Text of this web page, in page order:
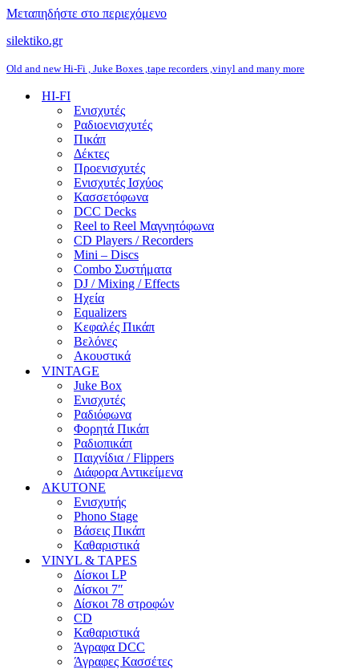
Μεταπηδήστε στο περιεχόμενο
silektiko.gr
Old and new Hi-Fi , Juke Boxes ,tape recorders ,vinyl and many more
HI-FI
Ενισχυτές
Ραδιοενισχυτές
Πικάπ
Δέκτες
Προενισχυτές
Ενισχυτές Ισχύος
Κασσετόφωνα
DCC Decks
Reel to Reel Μαγνητόφωνα
CD Players / Recorders
Mini – Discs
Combo Συστήματα
DJ / Mixing / Effects
Ηχεία
Equalizers
Κεφαλές Πικάπ
Βελόνες
Ακουστικά
VINTAGE
Juke Box
Ενισχυτές
Ραδιόφωνα
Φορητά Πικάπ
Ραδιοπικάπ
Παιχνίδια / Flippers
Διάφορα Αντικείμενα
AKUTONE
Ενισχυτής
Phono Stage
Βάσεις Πικάπ
Καθαριστικά
VINYL & TAPES
Δίσκοι LP
Δίσκοι 7″
Δίσκοι 78 στροφών
CD
Καθαριστικά
Άγραφα DCC
Άγραφες Κασσέτες